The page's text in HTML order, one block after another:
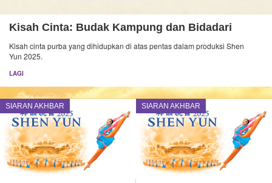
Kisah Cinta: Budak Kampung dan Bidadari
Kisah cinta purba yang dihidupkan di atas pentas dalam produksi Shen
Yun 2025.
LAGI
SIARAN AKHBAR SIARAN AKHBAR